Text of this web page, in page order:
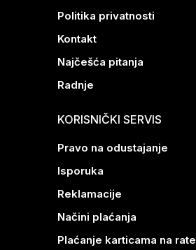
Politika privatnosti
Kontakt
Najčešća pitanja
Radnje
KORISNIČKI SERVIS
Pravo na odustajanje
Isporuka
Reklamacije
Načini plaćanja
Plaćanje karticama na rate